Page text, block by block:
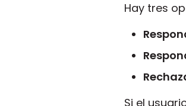
Hay tres
Si el